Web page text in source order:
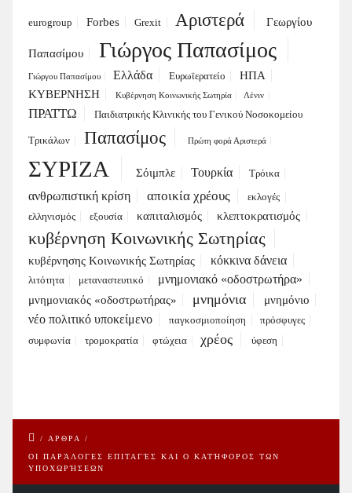
eurogroup Forbes Grexit Αριστερά Γεωργίου
Παπασίμου Γιώργος Παπασίμος
Γιώργου Παπασίμου Ελλάδα Ευρωϊερατείο
ΗΠΑ
ΚΥΒΕΡΝΗΣΗ
Κυβέρνηση Κοινωνικής Σωτηρία Λένιν
ΠΡΑΤΤΩ Παιδιατρικής Κλινικής του Γενικού Νοσοκομείου
Τρικάλων Παπασίμος Πρώτη φορά Αριστερά
ΣΥΡΙΖΑ Σόιμπλε Τουρκία Τρόικα
ανθρωπιστική κρίση αποικία χρέους
εκλογές
ελληνισμός
εξουσία καπιταλισμός κλεπτοκρατισμός
κυβέρνηση Κοινωνικής Σωτηρίας
κυβέρνησης Κοινωνικής Σωτηρίας κόκκινα δάνεια
λιτότητα μεταναστευτικό μνημονιακό «οδοστρωτήρα»
μνημονιακός «οδοστρωτήρας» μνημόνια μνημόνιο
νέο πολιτικό υποκείμενο παγκοσμιοποίηση
πρόσφυγες
συμφωνία
τρομοκρατία φτώχεια χρέος ύφεση
/ ΑΡΘΡΑ /
ΟΙ ΠΑΡΆΛΟΓΕΣ ΕΠΙΤΑΓΈΣ ΚΑΙ Ο ΚΑΤΉΦΟΡΟΣ ΤΩΝ
ΥΠΟΧΩΡΉΣΕΩΝ